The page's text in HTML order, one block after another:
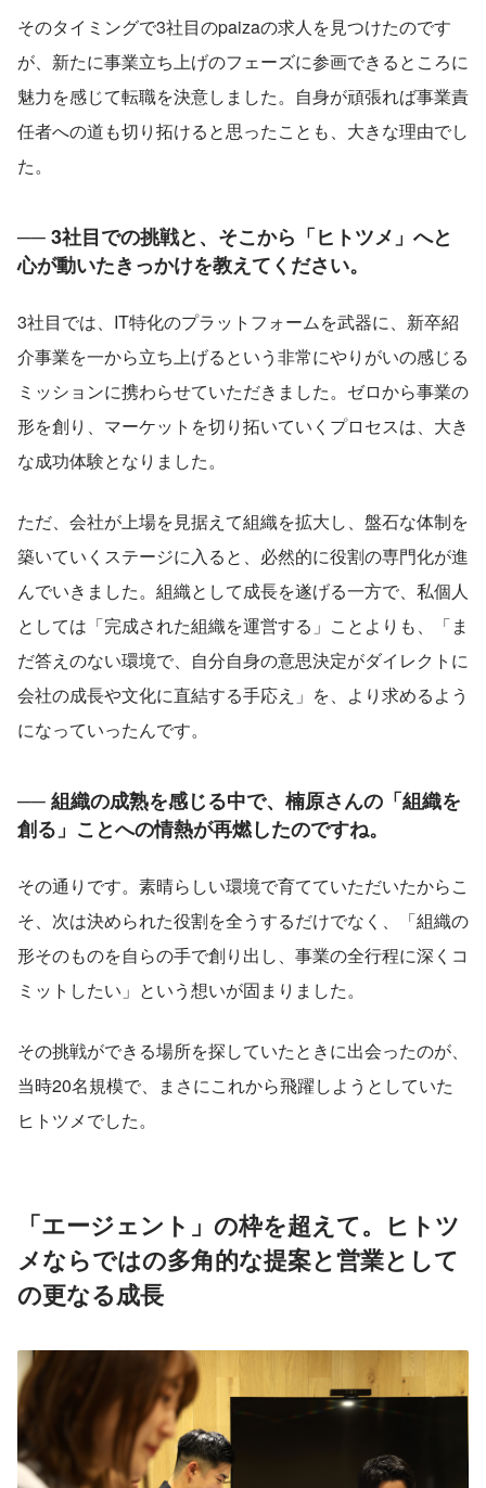
そのタイミングで3社目のpaizaの求人を見つけたのです
が、新たに事業立ち上げのフェーズに参画できるところに
魅力を感じて転職を決意しました。自身が頑張れば事業責
任者への道も切り拓けると思ったことも、大きな理由でし
た。
── 3社目での挑戦と、そこから「ヒトツメ」へと
心が動いたきっかけを教えてください。
3社目では、IT特化のプラットフォームを武器に、新卒紹
介事業を一から立ち上げるという非常にやりがいの感じる
ミッションに携わらせていただきました。ゼロから事業の
形を創り、マーケットを切り拓いていくプロセスは、大き
な成功体験となりました。
ただ、会社が上場を見据えて組織を拡大し、盤石な体制を
築いていくステージに入ると、必然的に役割の専門化が進
んでいきました。組織として成長を遂げる一方で、私個人
としては「完成された組織を運営する」ことよりも、「ま
だ答えのない環境で、自分自身の意思決定がダイレクトに
会社の成長や文化に直結する手応え」を、より求めるよう
になっていったんです。
── 組織の成熟を感じる中で、楠原さんの「組織を
創る」ことへの情熱が再燃したのですね。
その通りです。素晴らしい環境で育てていただいたからこ
そ、次は決められた役割を全うするだけでなく、「組織の
形そのものを自らの手で創り出し、事業の全行程に深くコ
ミットしたい」という想いが固まりました。
その挑戦ができる場所を探していたときに出会ったのが、
当時20名規模で、まさにこれから飛躍しようとしていた
ヒトツメでした。
「エージェント」の枠を超えて。ヒトツ
メならではの多角的な提案と営業として
の更なる成長